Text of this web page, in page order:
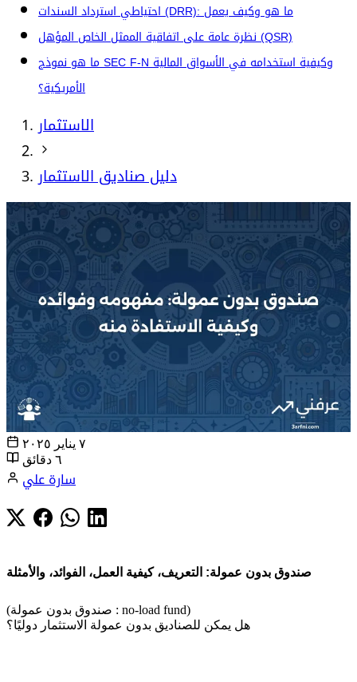
احتياطي استرداد السندات (DRR): ما هو وكيف يعمل
نظرة عامة على اتفاقية الممثل الخاص المؤهل (QSR)
ما هو نموذج SEC F-N وكيفية استخدامه في الأسواق المالية
الأمريكية؟
الاستثمار
دليل صناديق الاستثمار
٧ يناير ٢٠٢٥
٦ دقائق
سارة علي
صندوق بدون عمولة: التعريف، كيفية العمل، الفوائد، والأمثلة
(صندوق بدون عمولة : no-load fund)
هل يمكن للصناديق بدون عمولة الاستثمار دوليًا؟